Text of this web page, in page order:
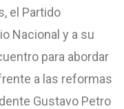
el Partido
Nacional y a su
para abordar
a las reformas
Gustavo Petro